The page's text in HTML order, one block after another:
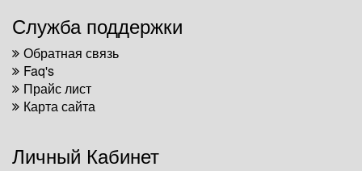
Служба поддержки
Обратная связь
Faq's
Прайс лист
Карта сайта
Личный Кабинет